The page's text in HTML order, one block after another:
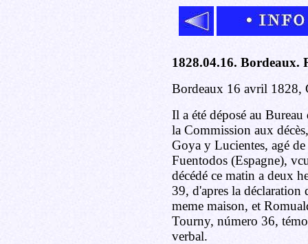
1828.04.16. Bordeaux.
Bordeaux 16 avril 1828,
Il a été déposé au
la Commission aux
Goya y Lucientes, agé
Fuentodos (Espagne),
décédé ce matin a deux
39, d'apres la
meme maison, et
Tourny, número 36,
verbal.